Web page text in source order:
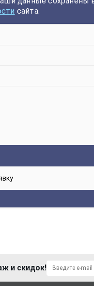
сайта.
и скидок!